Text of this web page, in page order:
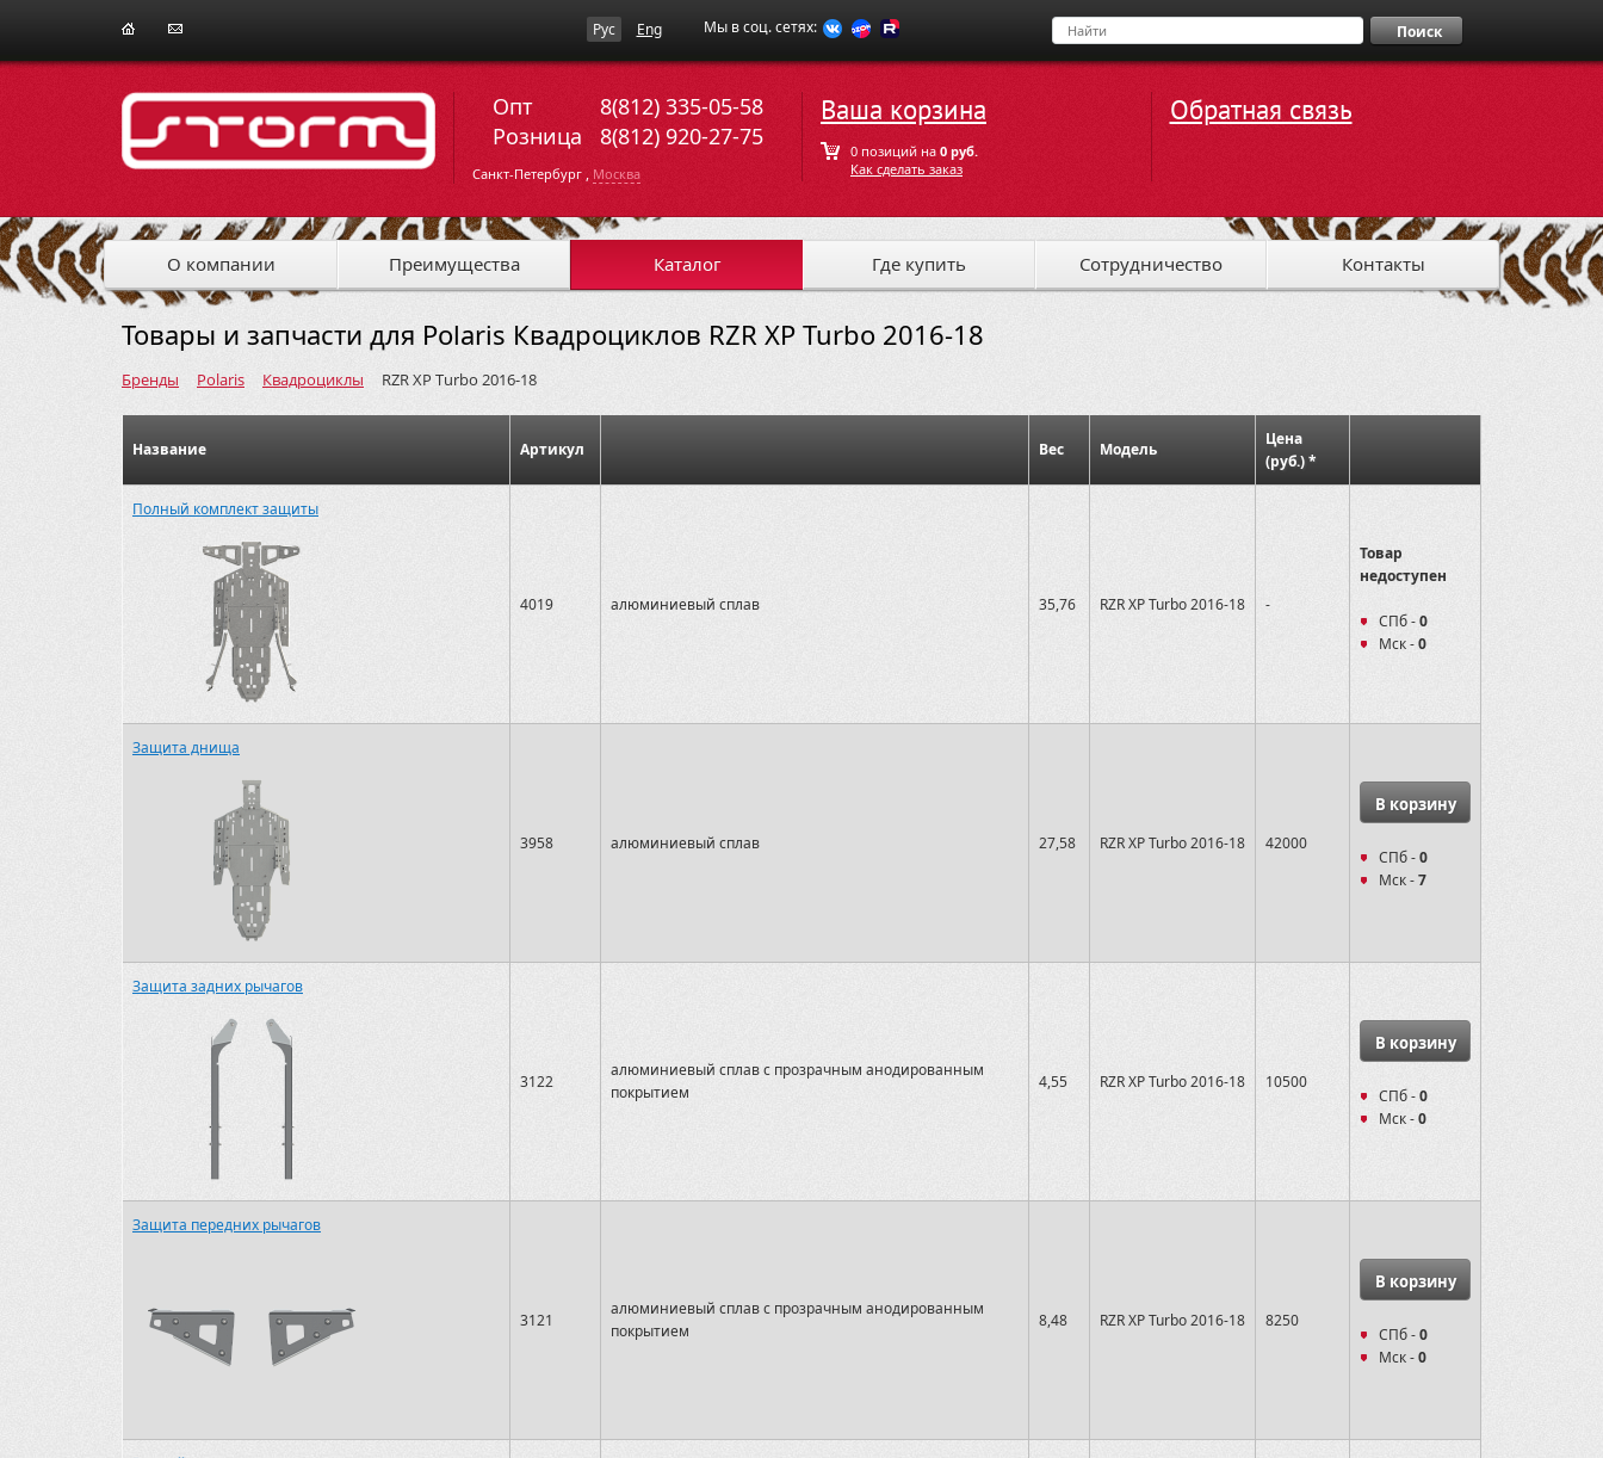
Рус Eng Мы в соц. сетях: Поиск
Опт
8(812) 335-05-58
Розница
8(812) 920-27-75
Санкт-Петербург , Москва
Ваша корзина
0 позиций на 0 руб.
Как сделать заказ
Обратная связь
О компании Преимущества Каталог Где купить Сотрудничество Контакты
Товары и запчасти для Polaris Квадроциклов RZR XP Turbo 2016-18
Бренды Polaris Квадроциклы RZR XP Turbo 2016-18
Название Артикул Вес Модель
Цена
(руб.) *
Полный комплект защиты
4019 алюминиевый сплав 35,76 RZR XP Turbo 2016-18 -
Товар
недоступен
СПб -0
Мск -0
Защита днища
3958 алюминиевый сплав 27,58 RZR XP Turbo 2016-18 42000
В корзину
СПб -0
Мск -7
Защита задних рычагов
3122
алюминиевый сплав с прозрачным анодированным
покрытием
4,55 RZR XP Turbo 2016-18 10500
В корзину
СПб -0
Мск -0
Защита передних рычагов
3121
алюминиевый сплав с прозрачным анодированным
покрытием
8,48 RZR XP Turbo 2016-18 8250
В корзину
СПб -0
Мск -0